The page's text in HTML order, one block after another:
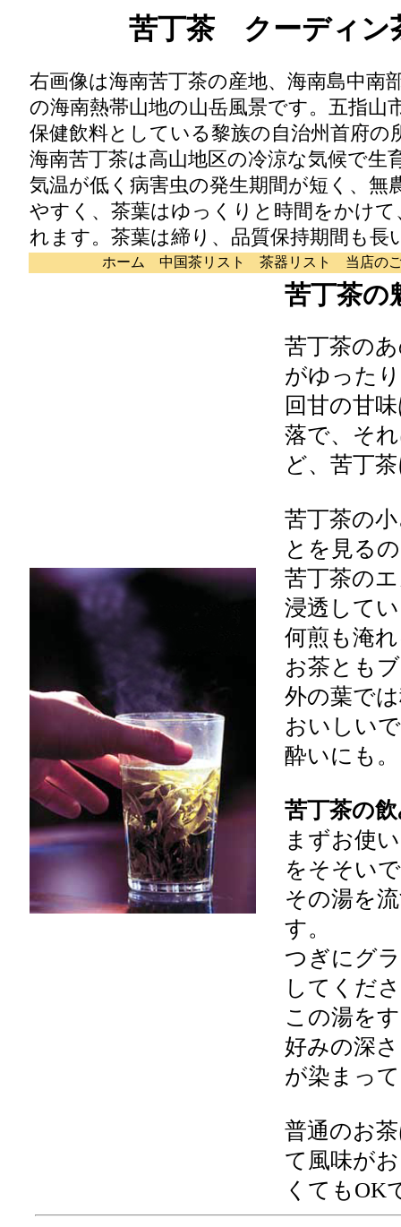
苦丁茶 クーディン
右画像は海南苦丁茶の産地、海南島中南
の海南熱帯山地の山岳風景です。五指山
保健飲料としている黎族の自治州首府の
海南苦丁茶は高山地区の冷涼な気候で生
気温が低く病害虫の発生期間が短く、無
やすく、茶葉はゆっくりと時間をかけて
れます。茶葉は締り、品質保持期間も長
ホーム 中国茶リスト 茶器リスト 当店の
苦丁茶の
苦丁茶の
がゆった
回甘の甘
落で、そ
ど、苦丁
苦丁茶の
とを見る
苦丁茶の
浸透して
何煎も淹
お茶とも
外の葉で
おいしい
酔いにも。
苦丁茶の
まずお使
をそそい
その湯を
す。
つぎにグ
してくだ
この湯を
好みの深
が染まっ
普通のお
て風味が
くてもOK